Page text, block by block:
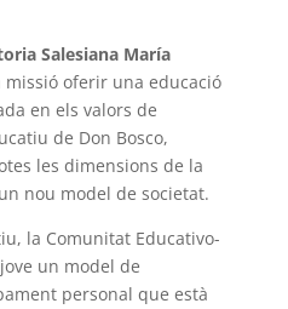
Salesiana María
oferir una educació
en els valors de
de Don Bosco,
les dimensions de la
nou model de societat.
la Comunitat Educativo-
un model de
personal que està